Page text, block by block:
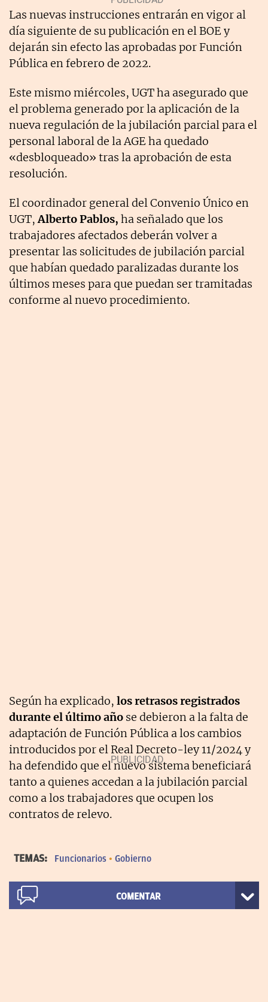
Las nuevas instrucciones entrarán en vigor al
día siguiente de su publicación en el BOE y
dejarán sin efecto las aprobadas por Función
Pública en febrero de 2022.
Este mismo miércoles, UGT ha asegurado que
el problema generado por la aplicación de la
nueva regulación de la jubilación parcial para el
personal laboral de la AGE ha quedado
«desbloqueado» tras la aprobación de esta
resolución.
El coordinador general del Convenio Único en
UGT,Alberto Pablos, ha señalado que los
trabajadores afectados deberán volver a
presentar las solicitudes de jubilación parcial
que habían quedado paralizadas durante los
últimos meses para que puedan ser tramitadas
conforme al nuevo procedimiento.
Según ha explicado, los retrasos registrados
durante el último año se debieron a la falta de
adaptación de Función Pública a los cambios
introducidos por el Real Decreto-ley 11/2024 y
ha defendido que el nuevo sistema beneficiará
tanto a quienes accedan a la jubilación parcial
como a los trabajadores que ocupen los
contratos de relevo.
TEMAS: Funcionarios Gobierno
COMENTAR